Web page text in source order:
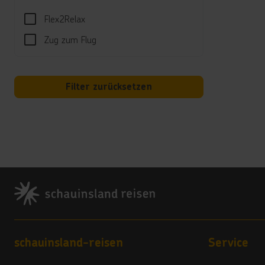
Flex2Relax
Zug zum Flug
Filter zurücksetzen
Footer
Footer navigation
schauinsland-reisen Service